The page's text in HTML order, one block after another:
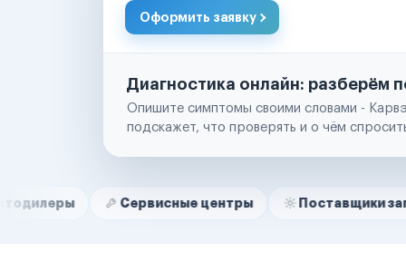
Оформить заявку
Диагностика онлайн: разберём
Опишите симптомы своими словами -
подскажет, что проверять и о чём
Нам доверяют
Сервисные центры Поставщики запчастей
Маркетплейсы